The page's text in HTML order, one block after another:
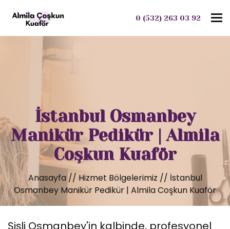
0 (532) 263 03 92
İstanbul Osmanbey
Manikür Pedikür | Almila
Coşkun Kuaför
Anasayfa // Hizmet Bölgelerimiz // İstanbul
Osmanbey Manikür Pedikür | Almila Coşkun Kuaför
Şişli Osmanbey'in kalbinde, profesyonel